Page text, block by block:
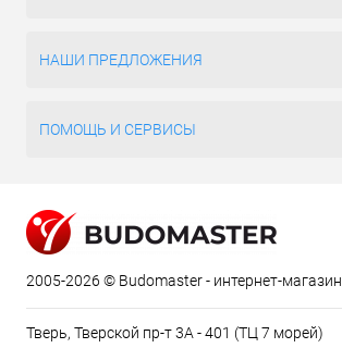
НАШИ ПРЕДЛОЖЕНИЯ
ПОМОЩЬ И СЕРВИСЫ
2005-2026 © Budomaster - интернет-магазин
Тверь, Тверской пр-т 3А - 401 (ТЦ 7 морей)